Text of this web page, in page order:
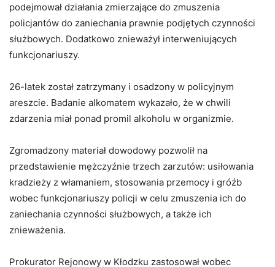
podejmował działania zmierzające do zmuszenia
policjantów do zaniechania prawnie podjętych czynności
służbowych. Dodatkowo znieważył interweniujących
funkcjonariuszy.
26-latek został zatrzymany i osadzony w policyjnym
areszcie. Badanie alkomatem wykazało, że w chwili
zdarzenia miał ponad promil alkoholu w organizmie.
Zgromadzony materiał dowodowy pozwolił na
przedstawienie mężczyźnie trzech zarzutów: usiłowania
kradzieży z włamaniem, stosowania przemocy i gróźb
wobec funkcjonariuszy policji w celu zmuszenia ich do
zaniechania czynności służbowych, a także ich
znieważenia.
Prokurator Rejonowy w Kłodzku zastosował wobec